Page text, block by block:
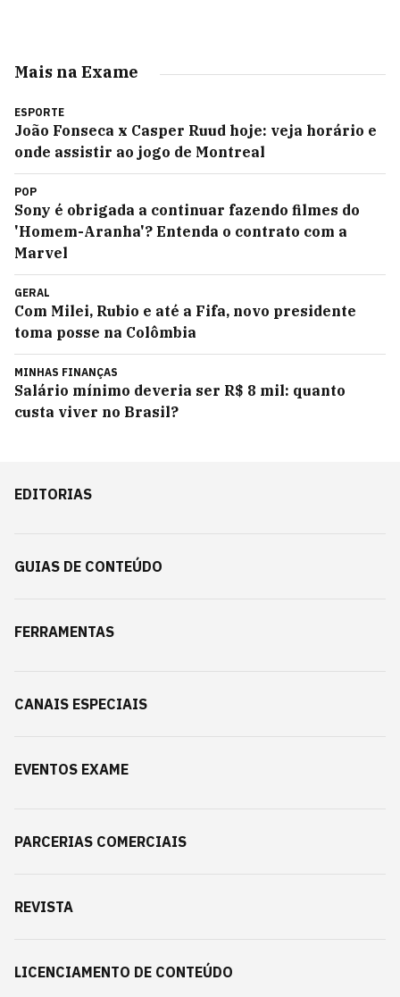
Mais na Exame
ESPORTE
João Fonseca x Casper Ruud hoje: veja horário e
onde assistir ao jogo de Montreal
POP
Sony é obrigada a continuar fazendo filmes do
'Homem-Aranha'? Entenda o contrato com a
Marvel
GERAL
Com Milei, Rubio e até a Fifa, novo presidente
toma posse na Colômbia
MINHAS FINANÇAS
Salário mínimo deveria ser R$ 8 mil: quanto
custa viver no Brasil?
EDITORIAS
GUIAS DE CONTEÚDO
FERRAMENTAS
CANAIS ESPECIAIS
EVENTOS EXAME
PARCERIAS COMERCIAIS
REVISTA
LICENCIAMENTO DE CONTEÚDO